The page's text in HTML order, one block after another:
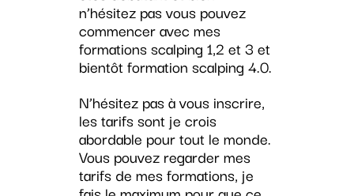
n’hésitez pas vous pouvez
commencer avec mes
formations scalping 1,2 et 3 et
bientôt formation scalping 4.0.
N’hésitez pas à vous inscrire,
les tarifs sont je crois
abordable pour tout le monde.
Vous pouvez regarder mes
tarifs de mes formations, je